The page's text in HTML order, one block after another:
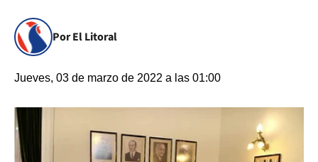
Por El Litoral
Jueves, 03 de marzo de 2022 a las 01:00